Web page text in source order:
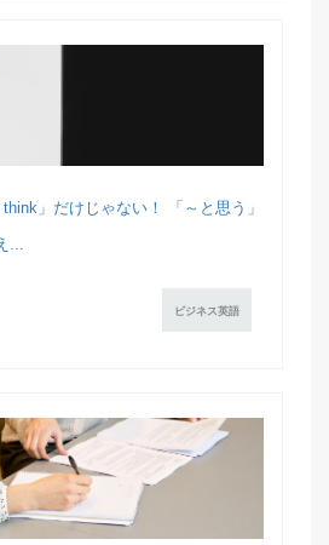
」だけじゃない！ 「～と思う」
...
ビジネス英語